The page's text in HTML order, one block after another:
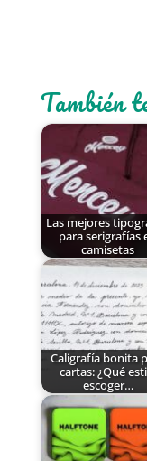
También
Las mejores
para serigrafías
camisetas
Caligrafía bonita
cartas: ¿Qué
escoger…